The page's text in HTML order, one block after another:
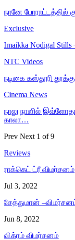
நானே போராட்டத்தில்
Exclusive
Imaikka Nodigal
NTC Videos
நடிகை கஸ்தூரி
Cinema News
நாலு நாளில்
காலா…
Prev Next 1 of 9
Reviews
ராக்கெட் ட்ரீ விமர்சனம்
Jul 3, 2022
சேத்துமான்
Jun 8, 2022
விக்ரம் விமர்சனம்